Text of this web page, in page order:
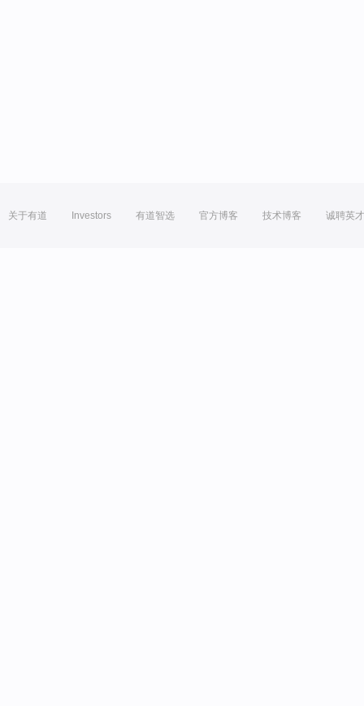
关于有道 Investors 有道智选 官方博客 技术博客 诚聘英才